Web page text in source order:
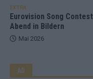
EXTRA
Eurovision Song
Abend in Bildern
Mai 2026
AD